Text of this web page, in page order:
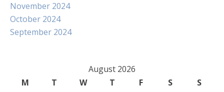
November 2024
October 2024
September 2024
August 2026
M
T W T F S
S